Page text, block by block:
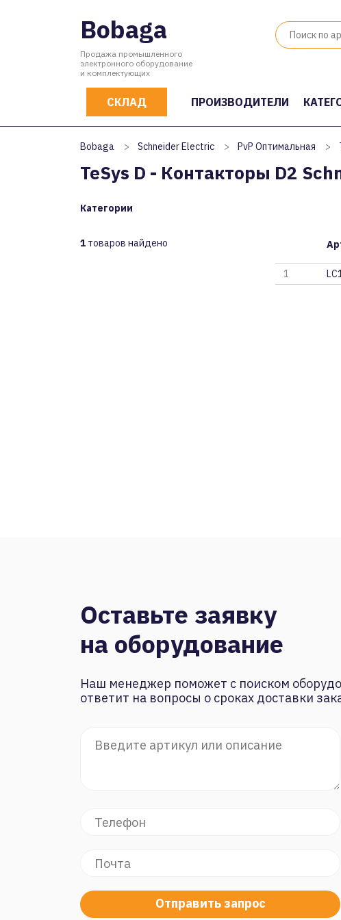
Bobaga
Продажа промышленного
электронного оборудование
и комплектующих
СКЛАД ПРОИЗВОДИТЕЛИ
Bobaga > Schneider Electric > PvP Оптимальная >
TeSys D - Контакторы D2
Категории
1 товаров найдено
1
Оставьте заявку
на оборудование
Наш менеджер поможет с поиском
ответит на вопросы о сроках доставки